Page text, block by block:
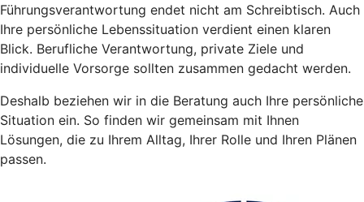
Führungsverantwortung endet nicht am Schreibtisch. Auch
Ihre persönliche Lebenssituation verdient einen klaren
Blick. Berufliche Verantwortung, private Ziele und
individuelle Vorsorge sollten zusammen gedacht werden.
Deshalb beziehen wir in die Beratung auch Ihre persönliche
Situation ein. So finden wir gemeinsam mit Ihnen
Lösungen, die zu Ihrem Alltag, Ihrer Rolle und Ihren Plänen
passen.